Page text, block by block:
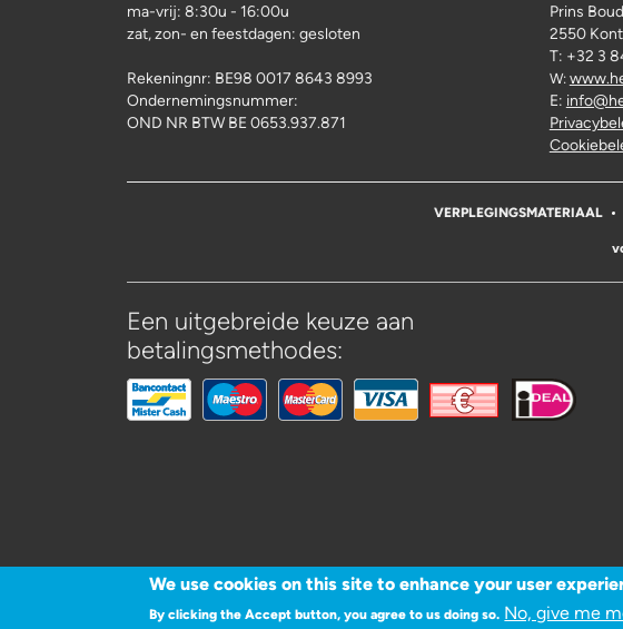
ma-vrij: 8:30u - 16:00u
zat, zon- en feestdagen: gesloten
Rekeningnr: BE98 0017 8643 8993
Ondernemingsnummer:
OND NR BTW BE 0653.937.871
Prins
2550
T: +32 3
W:
E:
VERPLEGINGSMATERIAAL
Een uitgebreide keuze aan
betalingsmethodes:
We use cookies on this site to enhance your user
By clicking the Accept button, you agree to us doing so. No, give me